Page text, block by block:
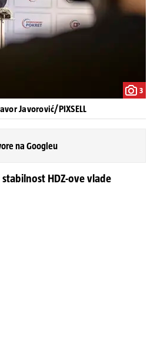
3
Javorović/PIXSELL
na Googleu
HDZ-ove vlade